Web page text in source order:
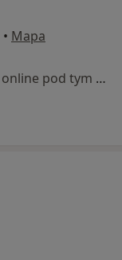
• Mapa
Specjalista nie oferuje umawiania online pod tym adresem.